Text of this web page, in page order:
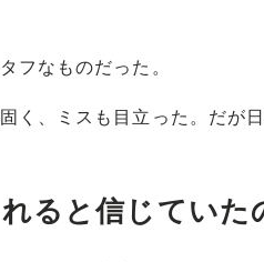
フなものだった。
く、ミスも目立った。だが
ると信じていた